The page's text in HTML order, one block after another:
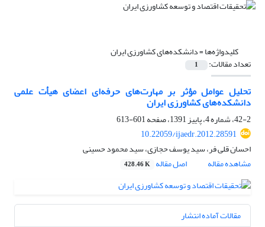
کلیدواژه‌ها =دانشکده‌های کشاورزی ایران
تعداد مقالات: 1
تحلیل عوامل مؤثر بر مهارت‌های حرفه‌ای اعضای هیأت علمی
دانشکده‌های کشاورزی ایران
42-2، شماره 4، پاییز 1391، صفحه
601-613
10.22059/ijaedr.2012.28591
احسان قلی فر، سید یوسف حجازی، سید محمود حسینی
مشاهده مقاله
اصل مقاله 428.46 K
مقالات آماده انتشار